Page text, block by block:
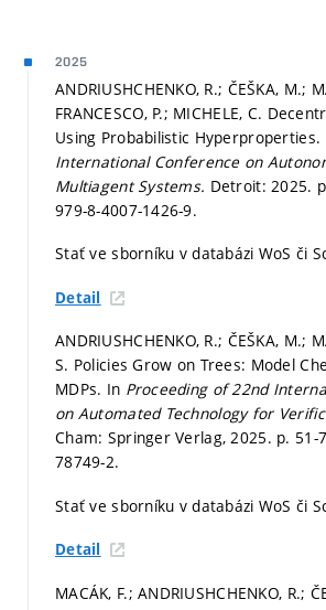
2025
ANDRIUSHCHENKO, R.; ČEŠKA, M.;
FRANCESCO, P.; MICHELE, C.
Using Probabilistic Hyperproperties.
International Conference on
Multiagent Systems. Detroit: 2025.
979-8-4007-1426-9.
Stať ve sborníku v databázi WoS či
Detail
ANDRIUSHCHENKO, R.; ČEŠKA, M.;
S. Policies Grow on Trees: Model
MDPs. In Proceeding of 22nd
on Automated Technology for
Cham: Springer Verlag, 2025. p. 51-
78749-2.
Stať ve sborníku v databázi WoS či
Detail
MACÁK, F.; ANDRIUSHCHENKO, R.;